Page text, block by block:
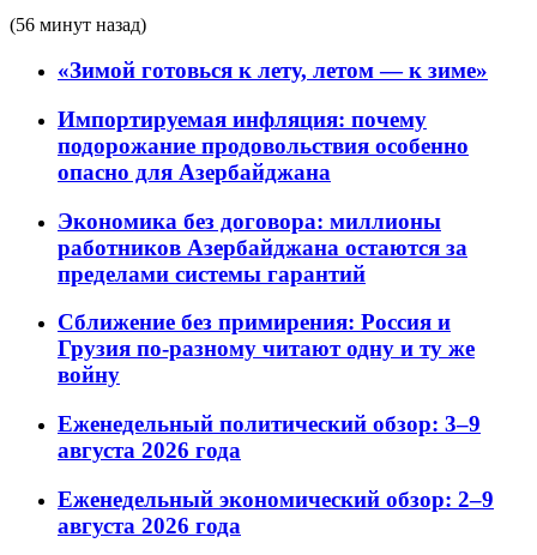
(56 минут назад)
«Зимой готовься к лету, летом — к зиме»
Импортируемая инфляция: почему
подорожание продовольствия особенно
опасно для Азербайджана
Экономика без договора: миллионы
работников Азербайджана остаются за
пределами системы гарантий
Сближение без примирения: Россия и
Грузия по-разному читают одну и ту же
войну
Еженедельный политический обзор: 3–9
августа 2026 года
Еженедельный экономический обзор: 2–9
августа 2026 года